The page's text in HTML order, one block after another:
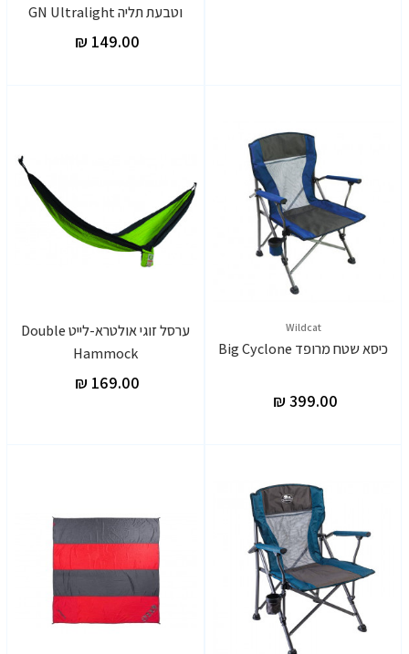
וטבעת תליה GN Ultralight
Wildcat
כיסא שטח מרופד Big Cyclone
ערסל זוגי אולטרא-לייט Double
Hammock